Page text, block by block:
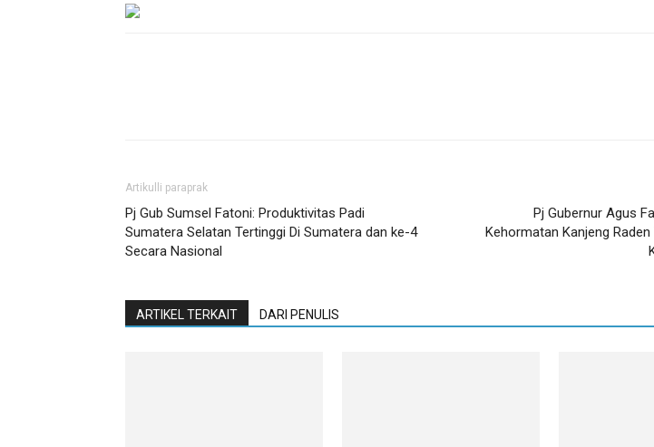
Artikulli paraprak
Pj Gub Sumsel Fatoni: Produktivitas Padi
Sumatera Selatan Tertinggi Di Sumatera dan ke-4
Secara Nasional
Pj Gubernur Agus
Kehormatan Kanjeng
ARTIKEL TERKAIT DARI PENULIS